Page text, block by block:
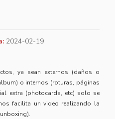
2024-02-19
ya sean externos (daños o
o internos (roturas, páginas
extra (photocards, etc) solo se
facilita un video realizando la